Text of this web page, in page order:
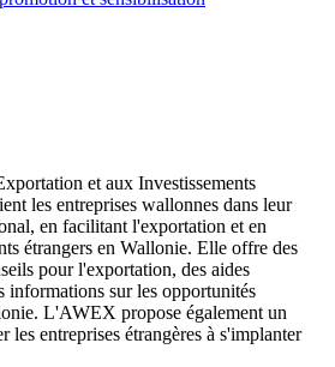
et aux Investissements
les entreprises wallonnes dans leur
en facilitant l'exportation et en
étrangers en Wallonie. Elle offre des
pour l'exportation, des aides
informations sur les opportunités
L'AWEX propose également un
les entreprises étrangères à s'implanter